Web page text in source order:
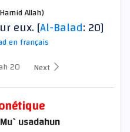
Allah)
eux. [Al-Balad: 20]
en français
20 Next